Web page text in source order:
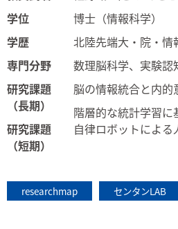
学位
博士（情報科学）
学歴
北陸先端大・院・情
専門分野
数理脳科学、実験認
研究課題
（長期）
脳の情報統合と内
研究課題
（短期）
階層的な統計学習
自律ロボットによる
researchmap センタンLAB